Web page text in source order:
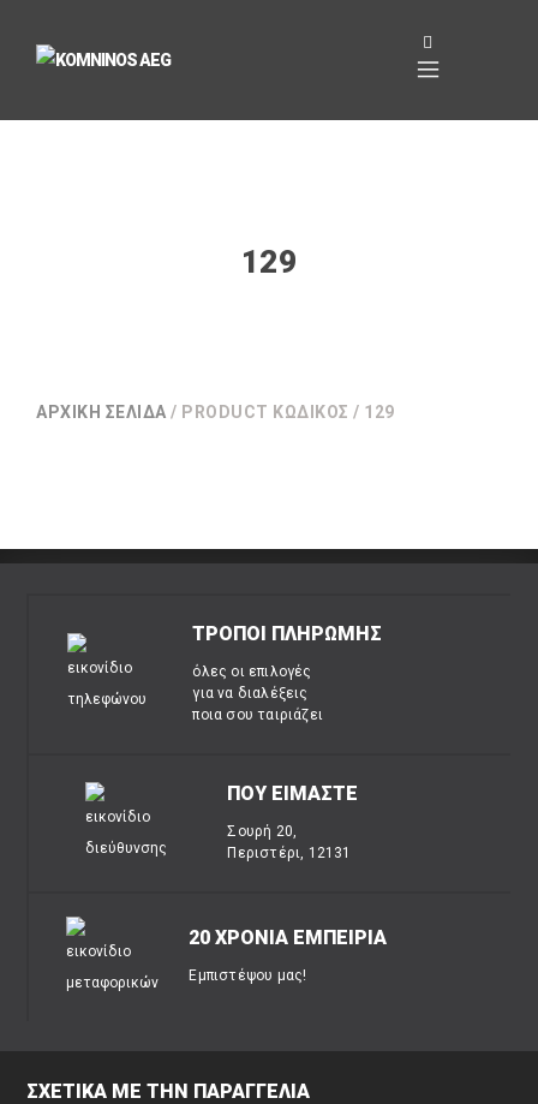
129
ΑΡΧΙΚΉ ΣΕΛΊΔΑ / PRODUCT ΚΩΔΙΚΌΣ / 129
ΤΡΟΠΟΙ ΠΛΗΡΩΜΗΣ
όλες οι επιλογές
για να διαλέξεις
ποια σου ταιριάζει
ΠΟΥ ΕΙΜΑΣΤΕ
Σουρή 20,
Περιστέρι, 12131
20 ΧΡΟΝΙΑ ΕΜΠΕΙΡΙΑ
Εμπιστέψου μας!
ΣΧΕΤΙΚΑ ΜΕ ΤΗΝ ΠΑΡΑΓΓΕΛΙΑ